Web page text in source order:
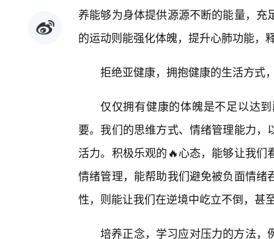
养能够为身体提供源源不断的能量，
的运动则能强化体魄，提升心肺功能，
拒绝亚健康，拥抱健康的生活方式
仅仅拥有健康的体魄是不足以达
要。我们的思维方式、情绪管理能力
活力。积极乐观的🔥心态，能够让我
情绪管理，能帮助我们避免被负面情
性，则能让我们在逆境中屹立不倒，甚
培养正念，学习应对压力的方法，